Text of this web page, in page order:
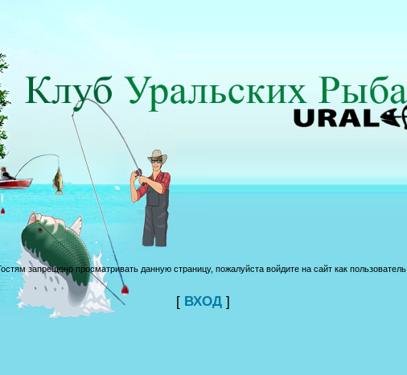
запрещено просматривать данную страницу, пожалуйста войдите на сайт как пользователь.
[ ВХОД]